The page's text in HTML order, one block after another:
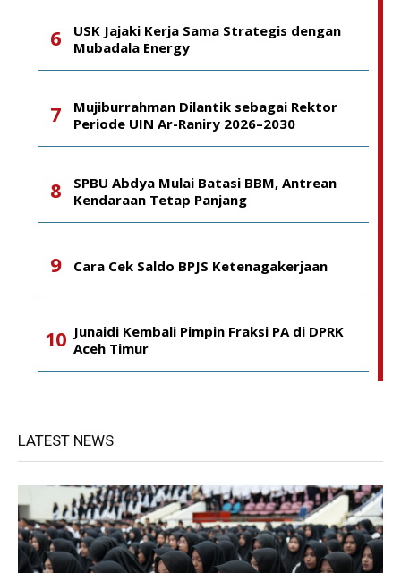
USK Jajaki Kerja Sama Strategis dengan
Mubadala Energy
Mujiburrahman Dilantik sebagai Rektor
Periode UIN Ar-Raniry 2026–2030
SPBU Abdya Mulai Batasi BBM, Antrean
Kendaraan Tetap Panjang
Cara Cek Saldo BPJS Ketenagakerjaan
Junaidi Kembali Pimpin Fraksi PA di DPRK
Aceh Timur
LATEST NEWS